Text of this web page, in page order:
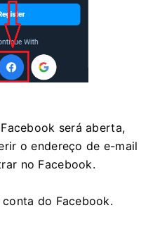
será aberta,
o endereço de e-mail
no Facebook.
do Facebook.